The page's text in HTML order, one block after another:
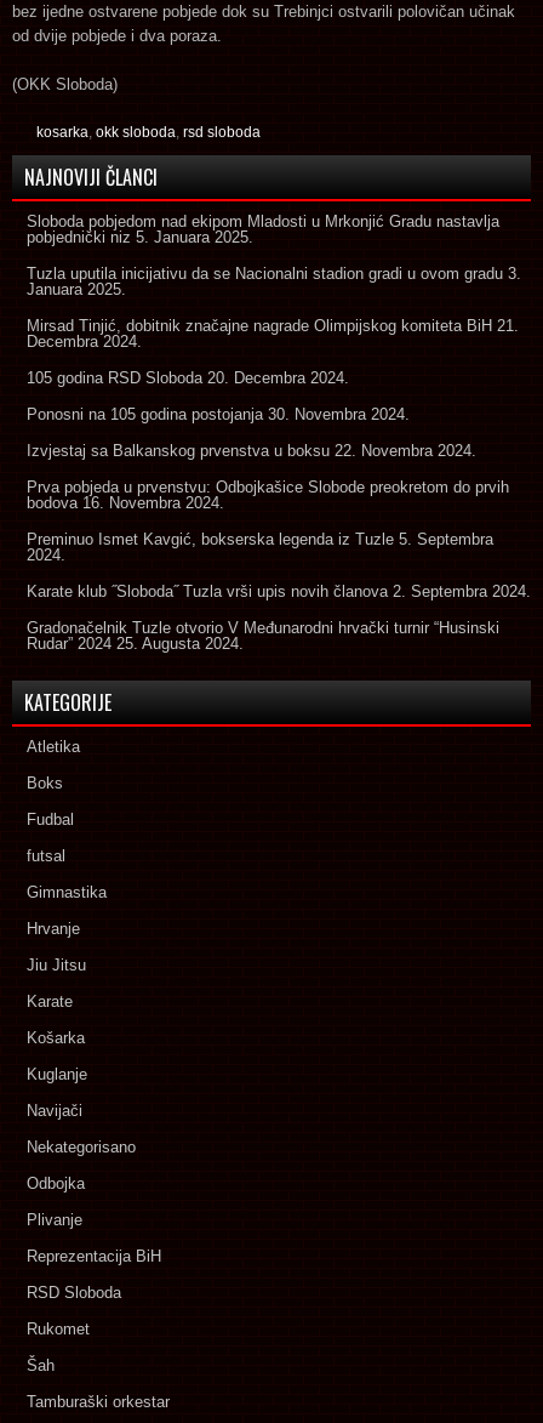
bez ijedne ostvarene pobjede dok su Trebinjci ostvarili polovičan učinak
od dvije pobjede i dva poraza.
(OKK Sloboda)
kosarka okk sloboda rsd sloboda
NAJNOVIJI ČLANCI
Sloboda pobjedom nad ekipom Mladosti u Mrkonjić Gradu nastavlja
pobjednički niz 5. Januara 2025.
Tuzla uputila inicijativu da se Nacionalni stadion gradi u ovom gradu 3.
Januara 2025.
Mirsad Tinjić, dobitnik značajne nagrade Olimpijskog komiteta BiH 21.
Decembra 2024.
105 godina RSD Sloboda 20. Decembra 2024.
Ponosni na 105 godina postojanja 30. Novembra 2024.
Izvjestaj sa Balkanskog prvenstva u boksu 22. Novembra 2024.
Prva pobjeda u prvenstvu: Odbojkašice Slobode preokretom do prvih
bodova 16. Novembra 2024.
Preminuo Ismet Kavgić, bokserska legenda iz Tuzle 5. Septembra
2024.
Karate klub ˝Sloboda˝ Tuzla vrši upis novih članova 2. Septembra 2024.
Gradonačelnik Tuzle otvorio V Međunarodni hrvački turnir “Husinski
Rudar” 2024 25. Augusta 2024.
KATEGORIJE
Atletika
Boks
Fudbal
futsal
Gimnastika
Hrvanje
Jiu Jitsu
Karate
Košarka
Kuglanje
Navijači
Nekategorisano
Odbojka
Plivanje
Reprezentacija BiH
RSD Sloboda
Rukomet
Šah
Tamburaški orkestar